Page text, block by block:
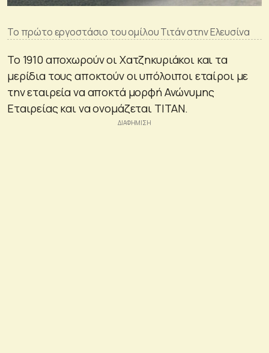
Το πρώτο εργοστάσιο του ομίλου Τιτάν στην Ελευσίνα
Το 1910 αποχωρούν οι Χατζηκυριάκοι και τα
μερίδια τους αποκτούν οι υπόλοιποι εταίροι με
την εταιρεία να αποκτά μορφή Ανώνυμης
Εταιρείας και να ονομάζεται ΤΙΤΑΝ.